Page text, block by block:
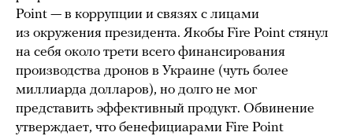
Point — в коррупции и связях с лицами
из окружения президента. Якобы Fire Point стянул
на себя около трети всего финансирования
производства дронов в Украине (чуть более
миллиарда долларов), но долго не мог
представить эффективный продукт. Обвинение
утверждает, что бенефициарами Fire Point